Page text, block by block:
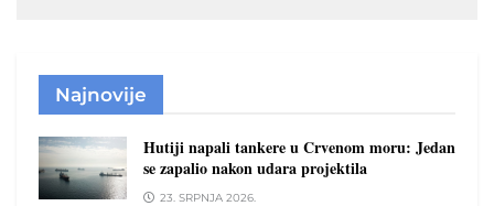
Najnovije
Hutiji napali tankere u Crvenom moru: Jedan
se zapalio nakon udara projektila
23. SRPNJA 2026.